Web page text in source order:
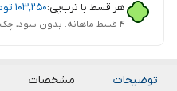
هر قسط با ترب‌پی:۱۰۳٬۲۵۰
۴ قسط ماهانه. بدون سود، چک و ضامن.
توضیحات مشخصات